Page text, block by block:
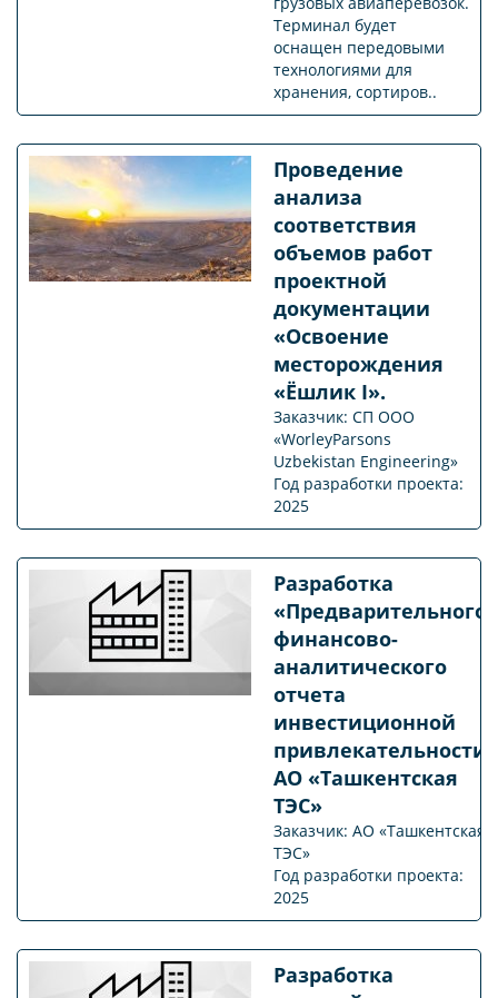
Терминал будет
оснащен передовыми
технологиями для
хранения, сортиров..
Проведение
анализа
соответствия
объемов работ
проектной
документации
«Освоение
месторождения
«Ёшлик I».
Заказчик: СП ООО
«WorleyParsons
Uzbekistan Engineering»
Год разработки проекта:
2025
Разработка
«Предварительного
финансово-
аналитического
отчета
инвестиционной
привлекательности
АО «Ташкентская
ТЭС»
Заказчик: АО «Ташкентская
ТЭС»
Год разработки проекта:
2025
Разработка